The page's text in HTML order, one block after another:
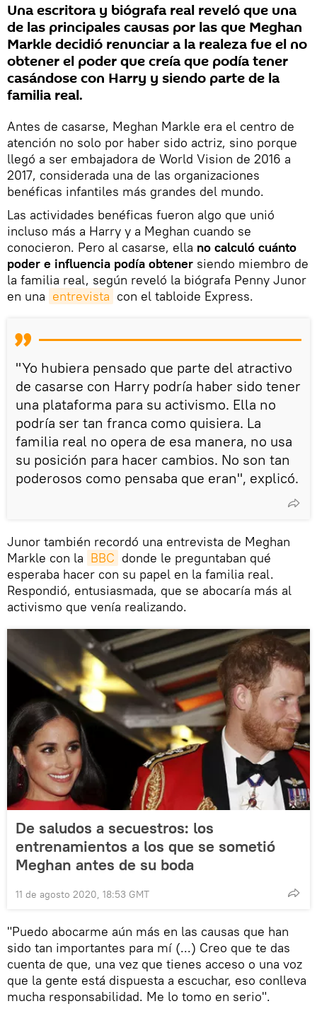
Una escritora y biógrafa real reveló que una
de las principales causas por las que Meghan
Markle decidió renunciar a la realeza fue el no
obtener el poder que creía que podía tener
casándose con Harry y siendo parte de la
familia real.
Antes de casarse, Meghan Markle era el centro de
atención no solo por haber sido actriz, sino porque
llegó a ser embajadora de World Vision de 2016 a
2017, considerada una de las organizaciones
benéficas infantiles más grandes del mundo.
Las actividades benéficas fueron algo que unió
incluso más a Harry y a Meghan cuando se
conocieron. Pero al casarse, ella no calculó cuánto
poder e influencia podía obtener siendo miembro de
la familia real, según reveló la biógrafa Penny Junor
en una entrevista con el tabloide Express.
"Yo hubiera pensado que parte del atractivo
de casarse con Harry podría haber sido tener
una plataforma para su activismo. Ella no
podría ser tan franca como quisiera. La
familia real no opera de esa manera, no usa
su posición para hacer cambios. No son tan
poderosos como pensaba que eran", explicó.
Junor también recordó una entrevista de Meghan
Markle con la BBC donde le preguntaban qué
esperaba hacer con su papel en la familia real.
Respondió, entusiasmada, que se abocaría más al
activismo que venía realizando.
De saludos a secuestros: los
entrenamientos a los que se sometió
Meghan antes de su boda
11 de agosto 2020, 18:53 GMT
"Puedo abocarme aún más en las causas que han
sido tan importantes para mí (...) Creo que te das
cuenta de que, una vez que tienes acceso o una voz
que la gente está dispuesta a escuchar, eso conlleva
mucha responsabilidad. Me lo tomo en serio".